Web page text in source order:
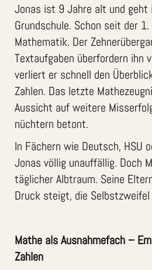
Jonas ist 9 Jahre alt und geht
Grundschule. Schon seit der
Mathematik. Der
Textaufgaben überfordern ihn
verliert er schnell den
Zahlen. Das letzte
Aussicht auf weitere
nüchtern betont.
In Fächern wie Deutsch, HSU
Jonas völlig unauffällig. Doch
täglicher Albtraum. Seine
Druck steigt, die Selbstzweifel
Mathe als Ausnahmefach –
Zahlen